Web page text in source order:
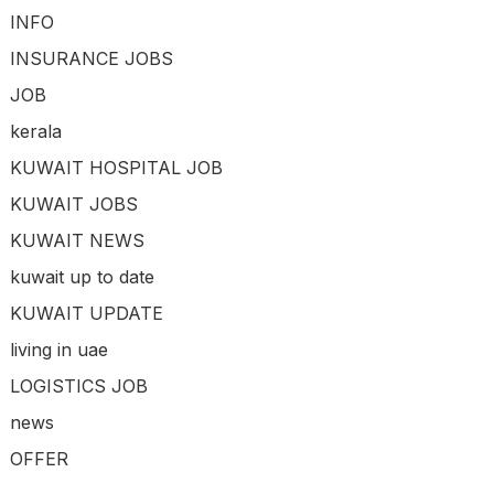
INFO
INSURANCE JOBS
JOB
kerala
KUWAIT HOSPITAL JOB
KUWAIT JOBS
KUWAIT NEWS
kuwait up to date
KUWAIT UPDATE
living in uae
LOGISTICS JOB
news
OFFER